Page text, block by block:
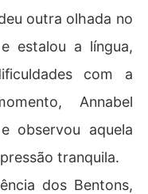
outra olhada no
estalou a língua,
com a
Annabel
observou aquela
tranquila.
dos Bentons,